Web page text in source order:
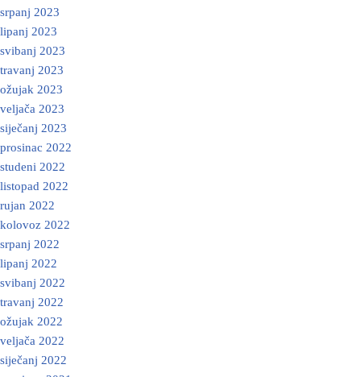
srpanj 2023
lipanj 2023
svibanj 2023
travanj 2023
ožujak 2023
veljača 2023
siječanj 2023
prosinac 2022
studeni 2022
listopad 2022
rujan 2022
kolovoz 2022
srpanj 2022
lipanj 2022
svibanj 2022
travanj 2022
ožujak 2022
veljača 2022
siječanj 2022